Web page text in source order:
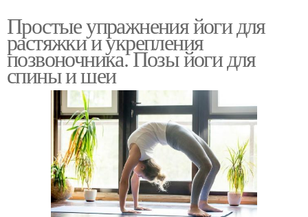
Простые упражнения йоги для
растяжки и укрепления
позвоночника. Позы йоги для
спины и шеи